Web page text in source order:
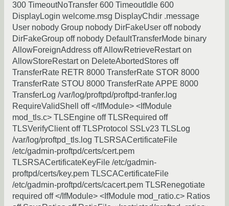
300 TimeoutNoTransfer 600 TimeoutIdle 600
DisplayLogin welcome.msg DisplayChdir .message
User nobody Group nobody DirFakeUser off nobody
DirFakeGroup off nobody DefaultTransferMode binary
AllowForeignAddress off AllowRetrieveRestart on
AllowStoreRestart on DeleteAbortedStores off
TransferRate RETR 8000 TransferRate STOR 8000
TransferRate STOU 8000 TransferRate APPE 8000
TransferLog /var/log/proftpd/proftpd-tranfer.log
RequireValidShell off </IfModule> <IfModule
mod_tls.c> TLSEngine off TLSRequired off
TLSVerifyClient off TLSProtocol SSLv23 TLSLog
/var/log/proftpd_tls.log TLSRSACertificateFile
/etc/gadmin-proftpd/certs/cert.pem
TLSRSACertificateKeyFile /etc/gadmin-
proftpd/certs/key.pem TLSCACertificateFile
/etc/gadmin-proftpd/certs/cacert.pem TLSRenegotiate
required off </IfModule> <IfModule mod_ratio.c> Ratios